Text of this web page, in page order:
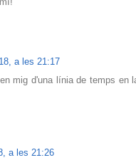
a les 21:17
mig d'una línia de temps en
a les 21:26